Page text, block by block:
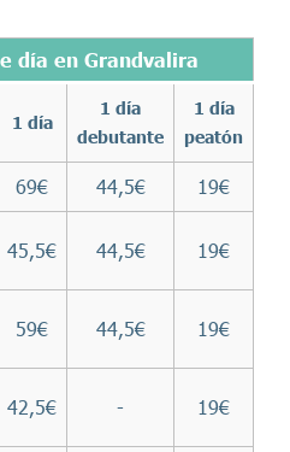
día en Grandvalira
1 día
1 día
debutante
1 día
peatón
69€ 44,5€ 19€
45,5€ 44,5€ 19€
59€ 44,5€ 19€
42,5€ - 19€